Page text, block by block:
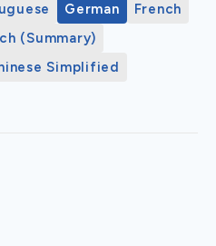
German
French
(Summary)
Simplified